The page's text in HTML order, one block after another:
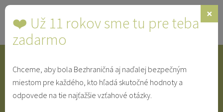
Toggle
IDENTITA SINGLE SVEDECTVÁ
❤️ Už 11 rokov sme tu pre teba
zadarmo
×
Chceme, aby bola Bezhraničná aj naďalej bezpečným
miestom pre každého, kto hľadá skutočné hodnoty a
odpovede na tie najťažšie vzťahové otázky.